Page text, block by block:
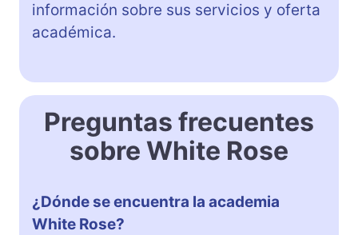
información sobre sus servicios y oferta
académica.
Preguntas frecuentes
sobre White Rose
¿Dónde se encuentra la academia
White Rose?